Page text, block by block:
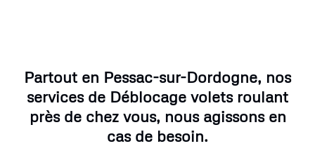
Partout en Pessac-sur-Dordogne, nos
services de Déblocage volets roulant
près de chez vous, nous agissons en
cas de besoin.